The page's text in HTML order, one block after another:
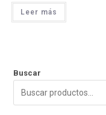
Leer más
Buscar